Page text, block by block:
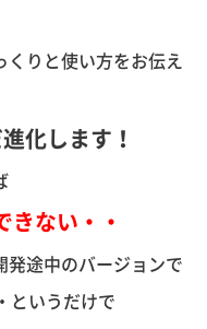
りと使い方をお伝え
化します！
きない・・
発途中のバージョンで
というだけで